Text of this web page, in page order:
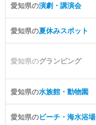
愛知県の演劇・講演会
愛知県の夏休みスポット
愛知県のグランピング
愛知県の水族館・動物園
愛知県のビーチ・海水浴場